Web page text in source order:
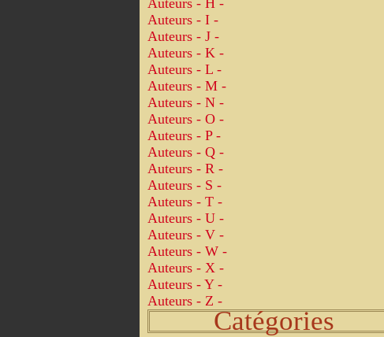
Auteurs - H -
Auteurs - I -
Auteurs - J -
Auteurs - K -
Auteurs - L -
Auteurs - M -
Auteurs - N -
Auteurs - O -
Auteurs - P -
Auteurs - Q -
Auteurs - R -
Auteurs - S -
Auteurs - T -
Auteurs - U -
Auteurs - V -
Auteurs - W -
Auteurs - X -
Auteurs - Y -
Auteurs - Z -
Catégories